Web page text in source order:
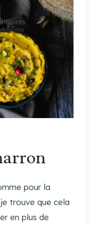
pour la
trouve que cela
en plus de